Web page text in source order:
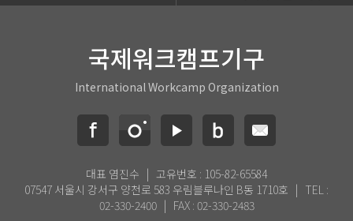
국제워크캠프기구
International Workcamp Organization
대표 염진수 | 고유번호 : 105-82-65584
07547 서울시 강서구 양천로 583 우림블루나인 B동 1710호 | TEL :
02-330-2400 | FAX : 02-330-2483